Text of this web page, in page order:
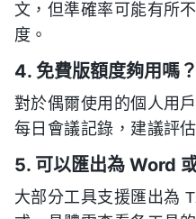
文，但準確率可能有所
度。
4. 免費版額度夠用嗎？
對於偶爾使用的個人用
每日會議記錄，建議評
5. 可以匯出為 Word
大部分工具支援匯出為